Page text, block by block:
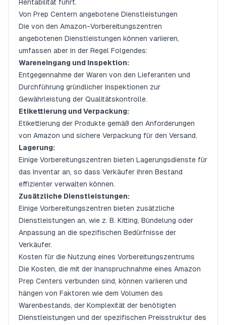
Rentabilität führt.
Von Prep Centern angebotene Dienstleistungen
Die von den Amazon-Vorbereitungszentren
angebotenen Dienstleistungen können variieren,
umfassen aber in der Regel Folgendes:
Wareneingang und Inspektion:
Entgegennahme der Waren von den Lieferanten und
Durchführung gründlicher Inspektionen zur
Gewährleistung der Qualitätskontrolle.
Etikettierung und Verpackung:
Etikettierung der Produkte gemäß den Anforderungen
von Amazon und sichere Verpackung für den Versand.
Lagerung:
Einige Vorbereitungszentren bieten Lagerungsdienste für
das Inventar an, so dass Verkäufer ihren Bestand
effizienter verwalten können.
Zusätzliche Dienstleistungen:
Einige Vorbereitungszentren bieten zusätzliche
Dienstleistungen an, wie z. B. Kitting, Bündelung oder
Anpassung an die spezifischen Bedürfnisse der
Verkäufer.
Kosten für die Nutzung eines Vorbereitungszentrums
Die Kosten, die mit der Inanspruchnahme eines Amazon
Prep Centers verbunden sind, können variieren und
hängen von Faktoren wie dem Volumen des
Warenbestands, der Komplexität der benötigten
Dienstleistungen und der spezifischen Preisstruktur des